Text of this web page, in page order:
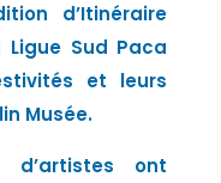
d’Itinéraire
Ligue Sud Paca
et leurs
Musée.
ont